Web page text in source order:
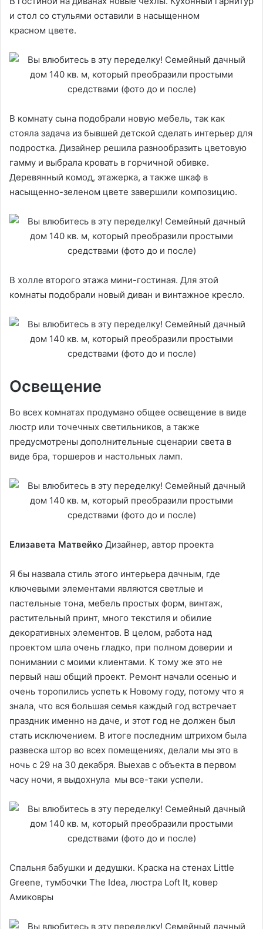
и стол со стульями оставили в насыщенном
красном цвете.
В комнату сына подобрали новую мебель, так как
стояла задача из бывшей детской сделать интерьер для
подростка. Дизайнер решила разнообразить цветовую
гамму и выбрала кровать в горчичной обивке.
Деревянный комод, этажерка, а также шкаф в
насыщенно-зеленом цвете завершили композицию.
В холле второго этажа мини-гостиная. Для этой
комнаты подобрали новый диван и винтажное кресло.
Освещение
Во всех комнатах продумано общее освещение в виде
люстр или точечных светильников, а также
предусмотрены дополнительные сценарии света в
виде бра, торшеров и настольных ламп.
Елизавета Матвейко Дизайнер, автор проекта
Я бы назвала стиль этого интерьера дачным, где
ключевыми элементами являются светлые и
пастельные тона, мебель простых форм, винтаж,
растительный принт, много текстиля и обилие
декоративных элементов. В целом, работа над
проектом шла очень гладко, при полном доверии и
понимании с моими клиентами. К тому же это не
первый наш общий проект. Ремонт начали осенью и
очень торопились успеть к Новому году, потому что я
знала, что вся большая семья каждый год встречает
праздник именно на даче, и этот год не должен был
стать исключением. В итоге последним штрихом была
развеска штор во всех помещениях, делали мы это в
ночь с 29 на 30 декабря. Выехав с объекта в первом
часу ночи, я выдохнула мы все-таки успели.
Спальня бабушки и дедушки. Краска на стенах Little
Greenе, тумбочки The Idea, люстра Loft It, ковер
Амиковры